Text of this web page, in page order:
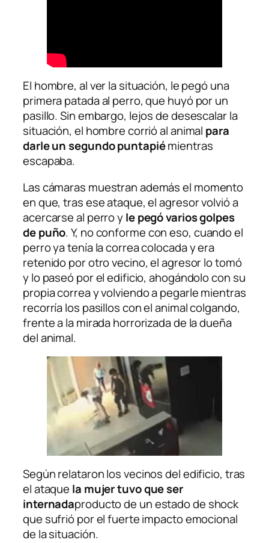
El hombre, al ver la situación, le pegó una
primera patada al perro, que huyó por un
pasillo. Sin embargo, lejos de desescalar la
situación, el hombre corrió al animal para
darle un segundo puntapiémientras
escapaba.
Las cámaras muestran además el momento
en que, tras ese ataque, el agresor volvió a
acercarse al perro yle pegó varios golpes
de puño. Y, no conforme con eso, cuando el
perro ya tenía la correa colocada y era
retenido por otro vecino, el agresor lo tomó
y lo paseó por el edificio, ahogándolo con su
propia correa y volviendo a pegarle mientras
recorría los pasillos con el animal colgando,
frente a la mirada horrorizada de la dueña
del animal.
Según relataron los vecinos del edificio, tras
el ataque la mujer tuvo que ser
internadaproducto de un estado de shock
que sufrió por el fuerte impacto emocional
de la situación.